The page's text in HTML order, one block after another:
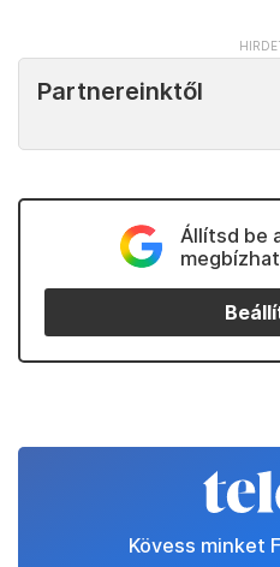
Partnereinktől
Állítsd be
Kövess minket